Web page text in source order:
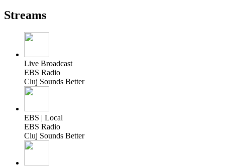
Streams
Live Broadcast
EBS Radio
Cluj Sounds Better
EBS | Local
EBS Radio
Cluj Sounds Better